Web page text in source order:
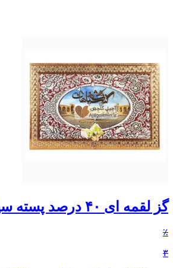
گز لقمه ای ۴۰ درصد پسته سپاهان
٪
۳